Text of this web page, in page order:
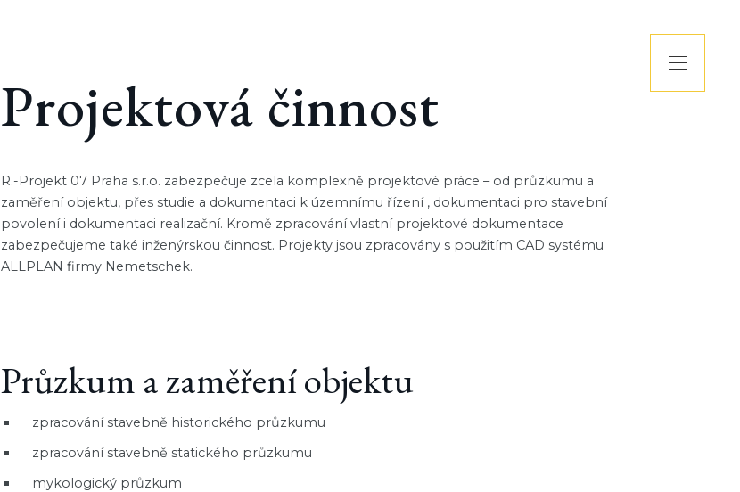
Projektová činnost
R.-Projekt 07 Praha s.r.o. zabezpečuje zcela komplexně projektové práce – od průzkumu a
zaměření objektu, přes studie a dokumentaci k územnímu řízení , dokumentaci pro stavební
povolení i dokumentaci realizační. Kromě zpracování vlastní projektové dokumentace
zabezpečujeme také inženýrskou činnost. Projekty jsou zpracovány s použitím CAD systému
ALLPLAN firmy Nemetschek.
Průzkum a zaměření objektu
zpracování stavebně historického průzkumu
zpracování stavebně statického průzkumu
mykologický průzkum